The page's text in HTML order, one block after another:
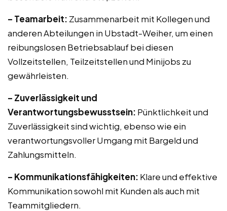
– Teamarbeit: Zusammenarbeit mit Kollegen und
anderen Abteilungen in Ubstadt-Weiher, um einen
reibungslosen Betriebsablauf bei diesen
Vollzeitstellen, Teilzeitstellen und Minijobs zu
gewährleisten.
– Zuverlässigkeit und
Verantwortungsbewusstsein: Pünktlichkeit und
Zuverlässigkeit sind wichtig, ebenso wie ein
verantwortungsvoller Umgang mit Bargeld und
Zahlungsmitteln.
– Kommunikationsfähigkeiten: Klare und effektive
Kommunikation sowohl mit Kunden als auch mit
Teammitgliedern.